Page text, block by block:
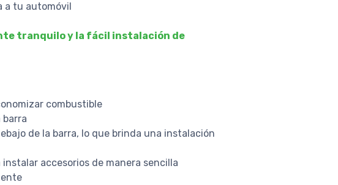
a tu automóvil
tranquilo y la fácil instalación de
combustible
barra
de la barra, lo que brinda una instalación
accesorios de manera sencilla